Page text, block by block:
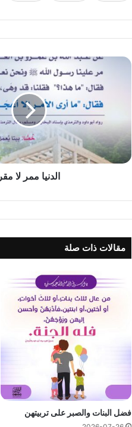
الدنيا
الدنيا ممر لا مقر
مقالات ذات صلة
فضل البنات والصبر على تربيتهن